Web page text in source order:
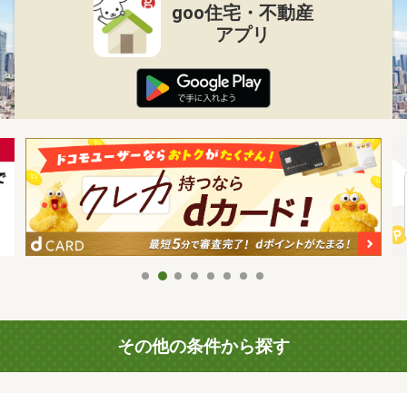
goo住宅・不動産
アプリ
その他の条件から探す